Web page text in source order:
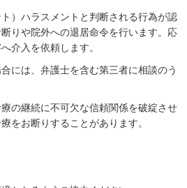
）ハラスメントと判断される行為が認
りや院外への退居命令を行います。応
介入を依頼します。
には、弁護士を含む第三者に相談のう
の継続に不可欠な信頼関係を破綻させ
をお断りすることがあります。